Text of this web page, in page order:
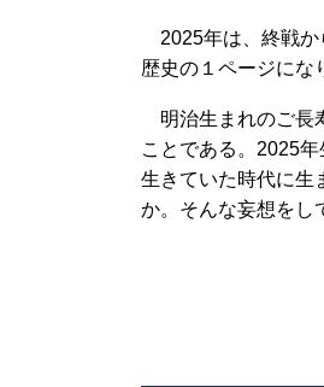
2025年は、終戦か
歴史の１ページにな
明治生まれのご長
ことである。2025
生きていた時代に生
か。そんな妄想をし